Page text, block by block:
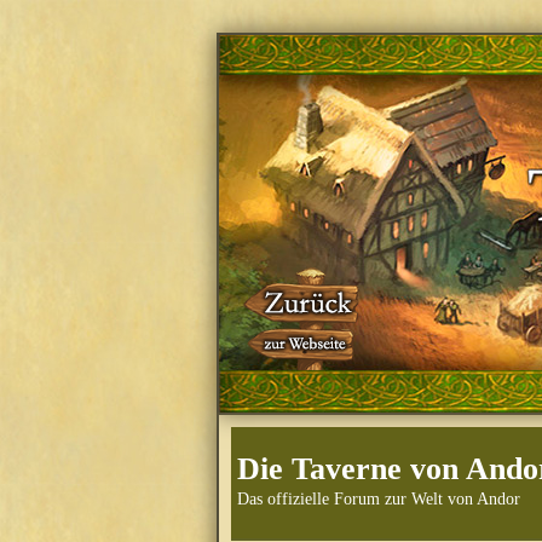
Die Taverne von
Das offizielle Forum zur Welt von Andor